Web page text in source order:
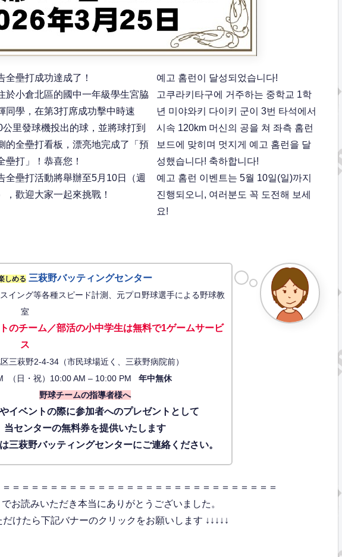
全壘打成功達成了！
於小倉北區的國中一年級學生宮脇
同學，在第3打席成功擊中時速
公里發球機投出的球，並將球打到
的全壘打看板，漂亮地完成了「預
壘打」！恭喜您！
全壘打活動將舉辦至5月10日（週
，歡迎大家一起來挑戰！
예고 홈런이 달성되었습니다!
고쿠라키타구에 거주하는 중학교 1학
년 미야와키 다이키 군이 3번 타석에서
시속 120km 머신의 공을 쳐 좌측 홈런
보드에 맞히며 멋지게 예고 홈런을 달
성했습니다! 축하합니다!
예고 홈런 이벤트는 5월 10일(일)까지
진행되오니, 여러분도 꼭 도전해 보세
요!
しめる 三萩野バッティングセンター
イング等各種スピード計測、元プロ野球選手による野球教
室
のチーム／部活の小中学生は無料で1ゲームサービ
ス
萩野2-4-34（市民球場近く、三萩野病院前）
（日・祝）10:00 AM – 10:00 PM年中無休
野球チームの指導者様へ
やイベントの際に参加者へのプレゼントとして
当センターの無料券を提供いたします
三萩野バッティングセンターにご連絡ください。
＝＝＝＝＝＝＝＝＝＝＝＝＝＝＝＝＝＝＝＝＝＝＝＝＝＝＝＝
お読みいただき本当にありがとうございました。
けたら下記バナーのクリックをお願いします ↓↓↓↓↓